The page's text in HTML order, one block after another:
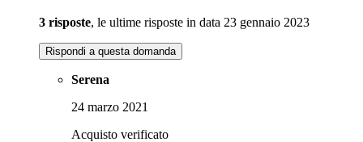
3 risposte, le ultime risposte in data 23 gennaio 2023
Rispondi a questa domanda
Serena
24 marzo 2021
Acquisto verificato